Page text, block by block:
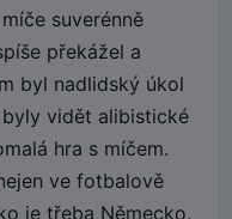
suverénně
překážel a
byl nadlidský úkol
byly vidět alibistické
hra s míčem.
ve fotbalově
je třeba Německo,